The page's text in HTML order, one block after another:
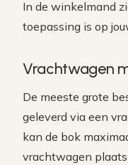
In de winkelmand
toepassing is op
Vrachtwagen
De meeste grote
geleverd via een
kan de bok
vrachtwagen